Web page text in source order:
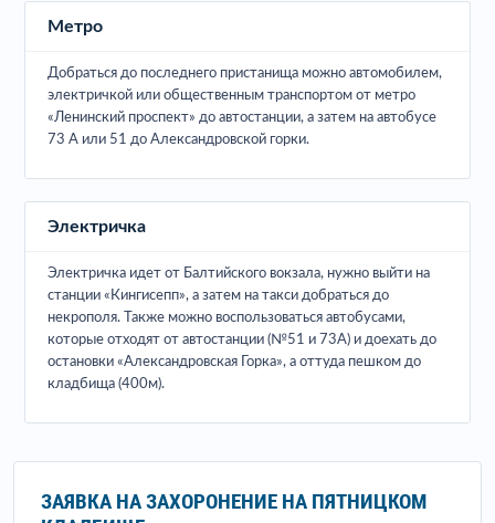
Метро
Добраться до последнего пристанища можно автомобилем,
электричкой или общественным транспортом от метро
«Ленинский проспект» до автостанции, а затем на автобусе
73 А или 51 до Александровской горки.
Электричка
Электричка идет от Балтийского вокзала, нужно выйти на
станции «Кингисепп», а затем на такси добраться до
некрополя. Также можно воспользоваться автобусами,
которые отходят от автостанции (№51 и 73А) и доехать до
остановки «Александровская Горка», а оттуда пешком до
кладбища (400м).
ЗАЯВКА НА ЗАХОРОНЕНИЕ НА ПЯТНИЦКОМ